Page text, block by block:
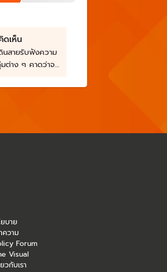
ดเห็น
นสายรับฟังความ
ต่าง ๆ คาดว่าจะ
บาย
ความ
Forum
Visual
วกับเรา